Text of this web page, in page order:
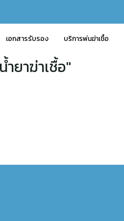
เอกสารรับรอง บริการพ่นฆ่าเชื้อ
ยาฆ่าเชื้อ"